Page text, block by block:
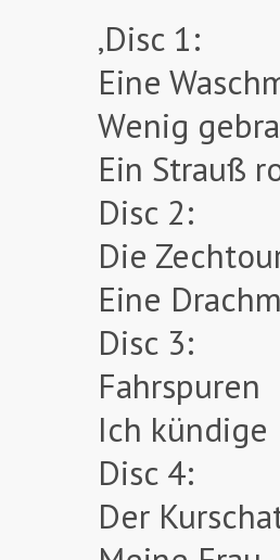
‚Disc 1:
Eine
Wenig
Ein Strauß
Disc 2:
Die
Eine
Disc 3:
Fahrspuren
Ich kündige
Disc 4:
Der